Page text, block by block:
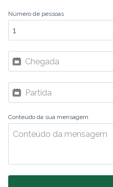
Número de pessoas
Conteúdo da sua mensagem